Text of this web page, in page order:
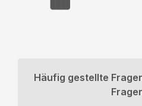
Häufig gestellte